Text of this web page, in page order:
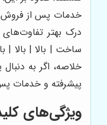
خدمات پس از فروش
درک بهتر
ساخت | بالا | بالا
خلاصه، اگر به
پیشرفته و خدمات پس
ویژگی‌های